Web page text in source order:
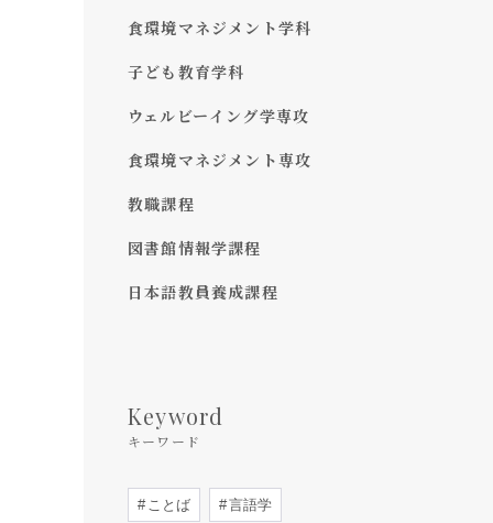
食環境マネジメント学科
子ども教育学科
ウェルビーイング学専攻
食環境マネジメント専攻
教職課程
図書館情報学課程
日本語教員養成課程
Keyword
キーワード
ことば 言語学